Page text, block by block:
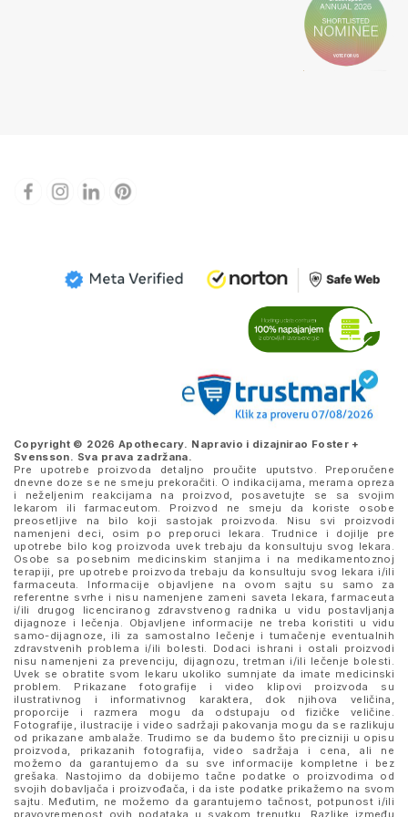
Copyright © 2026 Apothecary. Napravio i dizajnirao Foster +
Svensson. Sva prava zadržana.
Pre upotrebe proizvoda detaljno proučite uputstvo. Preporučene
dnevne doze se ne smeju prekoračiti. O indikacijama, merama opreza
i neželjenim reakcijama na proizvod, posavetujte se sa svojim
lekarom ili farmaceutom. Proizvod ne smeju da koriste osobe
preosetljive na bilo koji sastojak proizvoda. Nisu svi proizvodi
namenjeni deci, osim po preporuci lekara. Trudnice i dojilje pre
upotrebe bilo kog proizvoda uvek trebaju da konsultuju svog lekara.
Osobe sa posebnim medicinskim stanjima i na medikamentoznoj
terapiji, pre upotrebe proizvoda trebaju da konsultuju svog lekara i/ili
farmaceuta. Informacije objavljene na ovom sajtu su samo za
referentne svrhe i nisu namenjene zameni saveta lekara, farmaceuta
i/ili drugog licenciranog zdravstvenog radnika u vidu postavljanja
dijagnoze i lečenja. Objavljene informacije ne treba koristiti u vidu
samo-dijagnoze, ili za samostalno lečenje i tumačenje eventualnih
zdravstvenih problema i/ili bolesti. Dodaci ishrani i ostali proizvodi
nisu namenjeni za prevenciju, dijagnozu, tretman i/ili lečenje bolesti.
Uvek se obratite svom lekaru ukoliko sumnjate da imate medicinski
problem. Prikazane fotografije i video klipovi proizvoda su
ilustrativnog i informativnog karaktera, dok njihova veličina,
proporcije i razmera mogu da odstupaju od fizičke veličine.
Fotografije, ilustracije i video sadržaji pakovanja mogu da se razlikuju
od prikazane ambalaže. Trudimo se da budemo što precizniji u opisu
proizvoda, prikazanih fotografija, video sadržaja i cena, ali ne
možemo da garantujemo da su sve informacije kompletne i bez
grešaka. Nastojimo da dobijemo tačne podatke o proizvodima od
svojih dobavljača i proizvođača, i da iste podatke prikažemo na svom
sajtu. Međutim, ne možemo da garantujemo tačnost, potpunost i/ili